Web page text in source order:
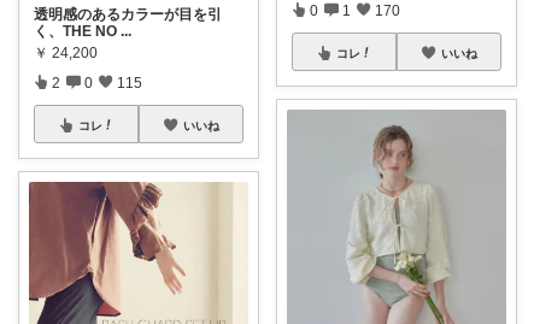
透明感のあるカラーが目を引
く、THE NO ...
￥ 24,200
2 0 115
コレ いいね
0 1 170
コレ いいね